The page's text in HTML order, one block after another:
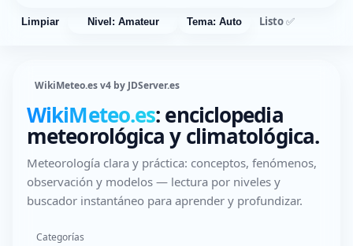
Limpiar Nivel: Amateur Tema: Auto Listo ✅
WikiMeteo.es v4 by JDServer.es
WikiMeteo.es: enciclopedia
meteorológica y climatológica.
Meteorología clara y práctica: conceptos, fenómenos,
observación y modelos — lectura por niveles y
buscador instantáneo para aprender y profundizar.
Categorías